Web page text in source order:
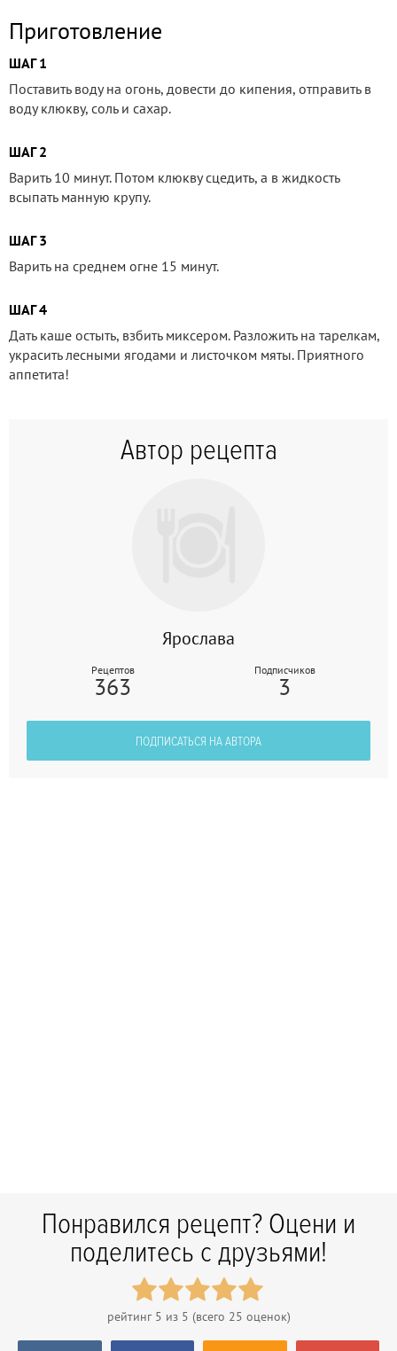
Приготовление
ШАГ 1
Поставить воду на огонь, довести до кипения, отправить в
воду клюкву, соль и сахар.
ШАГ 2
Варить 10 минут. Потом клюкву сцедить, а в жидкость
всыпать манную крупу.
ШАГ 3
Варить на среднем огне 15 минут.
ШАГ 4
Дать каше остыть, взбить миксером. Разложить на тарелкам,
украсить лесными ягодами и листочком мяты. Приятного
аппетита!
Автор рецепта
Ярослава
Рецептов
363
Подписчиков
3
ПОДПИСАТЬСЯ НА АВТОРА
Понравился рецепт? Оцени и
поделитесь с друзьями!
рейтинг 5 из 5 (всего 25 оценок)